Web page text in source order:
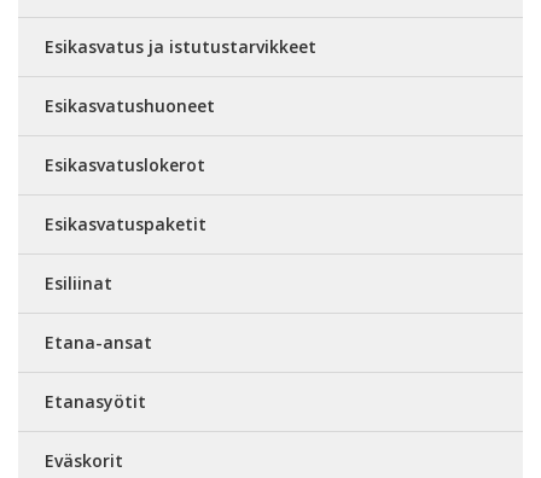
Esikasvatus ja istutustarvikkeet
Esikasvatushuoneet
Esikasvatuslokerot
Esikasvatuspaketit
Esiliinat
Etana-ansat
Etanasyötit
Eväskorit